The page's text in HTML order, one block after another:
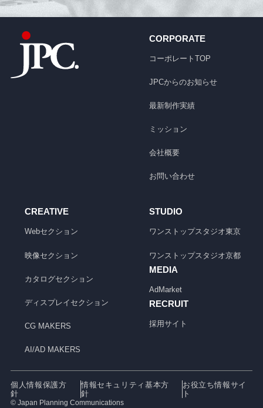
CORPORATE
コーポレートTOP
JPCからのお知らせ
最新制作実績
ミッション
会社概要
お問い合わせ
CREATIVE
Webセクション
映像セクション
カタログセクション
ディスプレイセクション
CG MAKERS
AI/AD MAKERS
STUDIO
ワンストップスタジオ東京
ワンストップスタジオ京都
MEDIA
AdMarket
RECRUIT
採用サイト
個人情報保護方
針
情報セキュリティ基本方
針
お役立ち情報サイ
ト
© Japan Planning Communications